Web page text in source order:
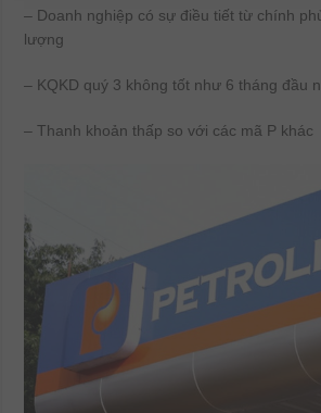
– Doanh nghiệp có sự điều tiết từ chính
lượng
– KQKD quý 3 không tốt như 6 tháng đầu
– Thanh khoản thấp so với các mã P khác